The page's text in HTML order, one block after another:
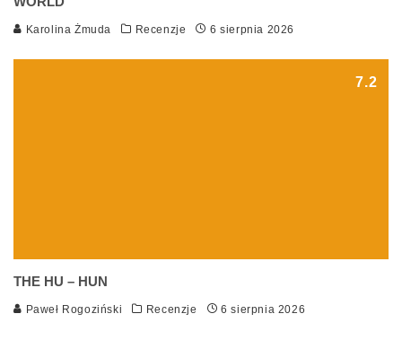
Karolina Żmuda Recenzje 6 sierpnia 2026
7.2
THE HU – HUN
Paweł Rogoziński Recenzje 6 sierpnia 2026